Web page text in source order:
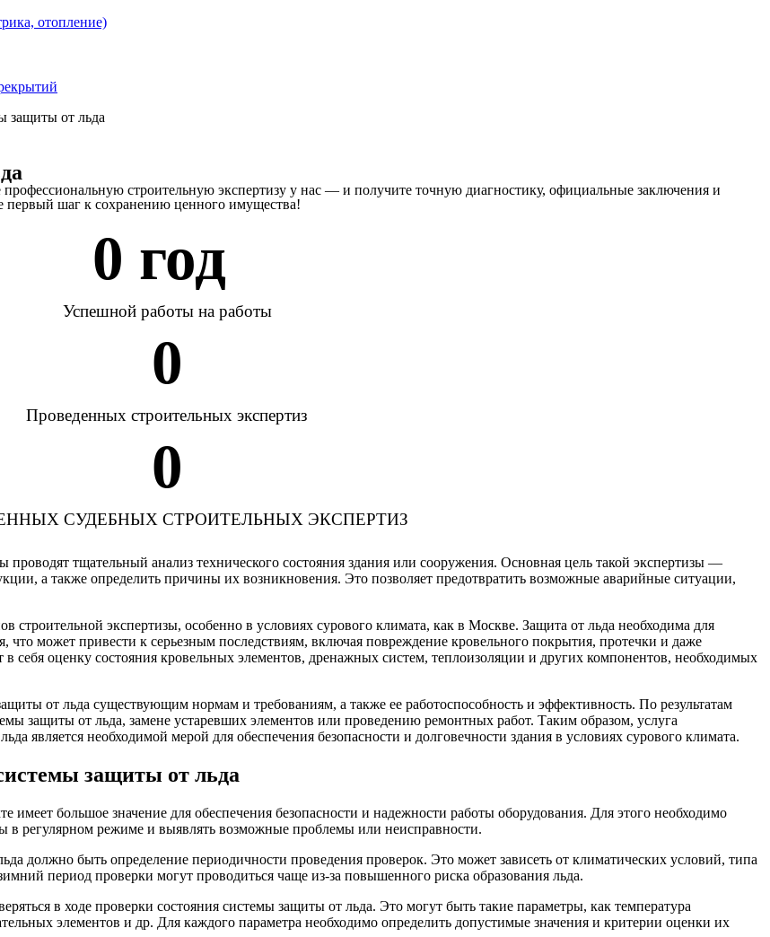
отопление)
защиты от льда
строительную экспертизу у нас — и получите точную диагностику, официальные заключения и
первый шаг к сохранению ценного имущества!
0 год
Успешной работы на работы
0
Проведенных строительных экспертиз
0
СУДЕБНЫХ СТРОИТЕЛЬНЫХ ЭКСПЕРТИЗ
проводят тщательный анализ технического состояния здания или сооружения. Основная цель такой экспертизы —
а также определить причины их возникновения. Это позволяет предотвратить возможные аварийные ситуации,
экспертизы, особенно в условиях сурового климата, как в Москве. Защита от льда необходима для
что может привести к серьезным последствиям, включая повреждение кровельного покрытия, протечки и даже
себя оценку состояния кровельных элементов, дренажных систем, теплоизоляции и других компонентов, необходимых
от льда существующим нормам и требованиям, а также ее работоспособность и эффективность. По результатам
защиты от льда, замене устаревших элементов или проведению ремонтных работ. Таким образом, услуга
является необходимой мерой для обеспечения безопасности и долговечности здания в условиях сурового климата.
защиты от льда
имеет большое значение для обеспечения безопасности и надежности работы оборудования. Для этого необходимо
в регулярном режиме и выявлять возможные проблемы или неисправности.
должно быть определение периодичности проведения проверок. Это может зависеть от климатических условий, типа
период проверки могут проводиться чаще из-за повышенного риска образования льда.
в ходе проверки состояния системы защиты от льда. Это могут быть такие параметры, как температура
элементов и др. Для каждого параметра необходимо определить допустимые значения и критерии оценки их